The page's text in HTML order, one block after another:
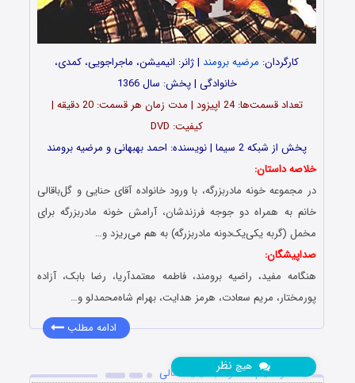
کارگردان: مرضیه برومند | ژانر: انیمیشن، ماجراجویی، کمدی،
خانوادگی | پخش: سال 1366
تعداد قسمت‌ها: 24 اپیزود | مدت زمان هر قسمت: 20 دقیقه |
کیفیت: DVD
پخش از شبکه 2 سیما | نویسنده: احمد بهبهانی و مرضیه برومند
خلاصه داستان:
در مجموعه خونه مادربزرگه، با ورود خانواده آقای حنایی و گل‌باقالی
خانم به همراه دو جوجه فرزندشان، آرامش خونه مادربزرگه برای
مخمل (گربه یکی‌یک‌دونه مادربزرگه) به هم می‌ریزد و…
صداپیشگان:
هنگامه مفید، راضیه برومند، فاطمه معتمدآریا، رضا بابک، آزاده
پورمختار، مریم سعادت، هرمز هدایت، بهرام شاه‌محمدلو و…
ادامه مطلب
دانلود فیلم محموله با کیفیت عالی
هیچ نظر